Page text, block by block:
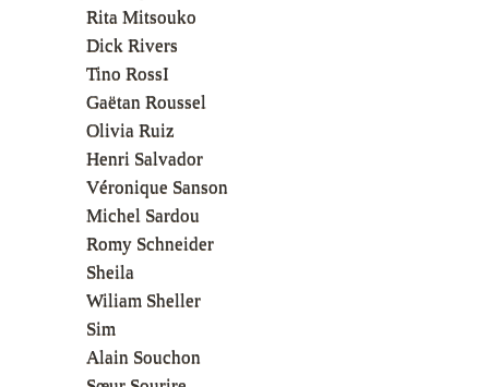
Rita Mitsouko
Dick Rivers
Tino RossI
Gaëtan Roussel
Olivia Ruiz
Henri Salvador
Véronique Sanson
Michel Sardou
Romy Schneider
Sheila
Wiliam Sheller
Sim
Alain Souchon